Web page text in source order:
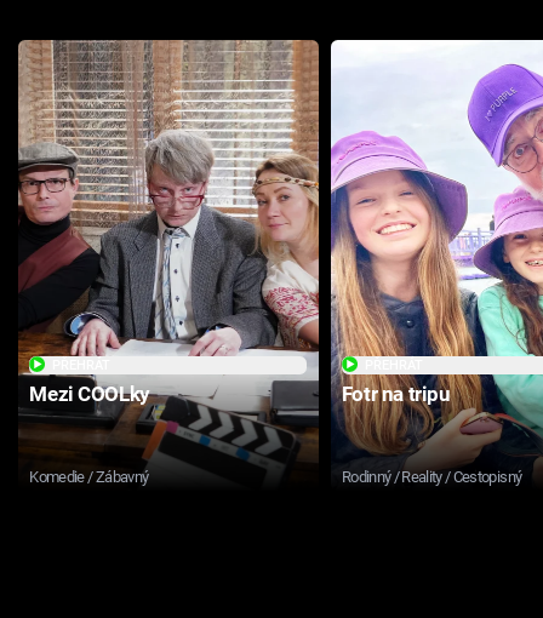
Mezi COOLky
Komedie / Zábavný
Fotr na tripu
Rodinný / Reality / Cestopisný